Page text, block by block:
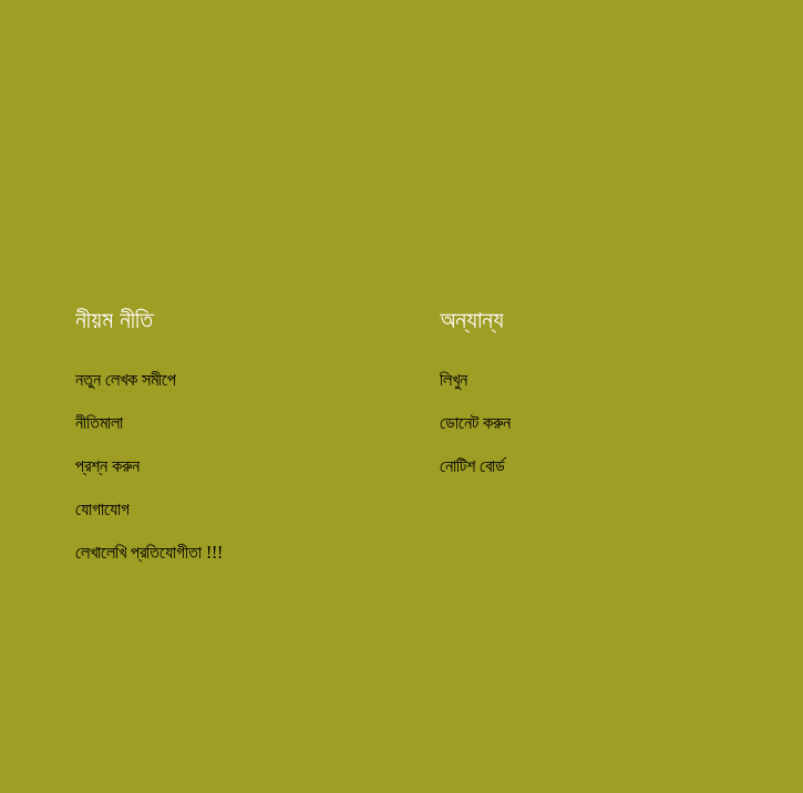
নীয়ম নীতি
নতুন লেখক সমীপে
নীতিমালা
প্রশ্ন করুন
যোগাযোগ
লেখালেখি প্রতিযোগীতা !!!
অন্যান্য
লিখুন
ডোনেট করুন
নোটিশ বোর্ড